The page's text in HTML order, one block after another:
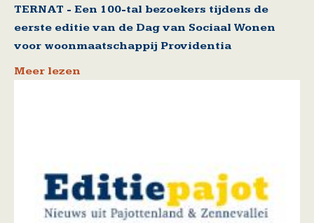
TERNAT - Een 100-tal bezoekers tijdens de
eerste editie van de Dag van Sociaal Wonen
voor woonmaatschappij Providentia
Meer lezen